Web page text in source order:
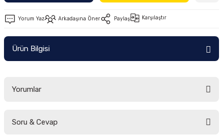
Yorum Yaz Arkadaşına Öner Paylaş Karşılaştır
Ürün Bilgisi
Yorumlar
Soru & Cevap